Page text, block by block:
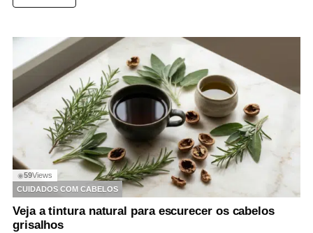
◉59Views
CUIDADOS COM CABELOS
Veja a tintura natural para escurecer os cabelos
grisalhos